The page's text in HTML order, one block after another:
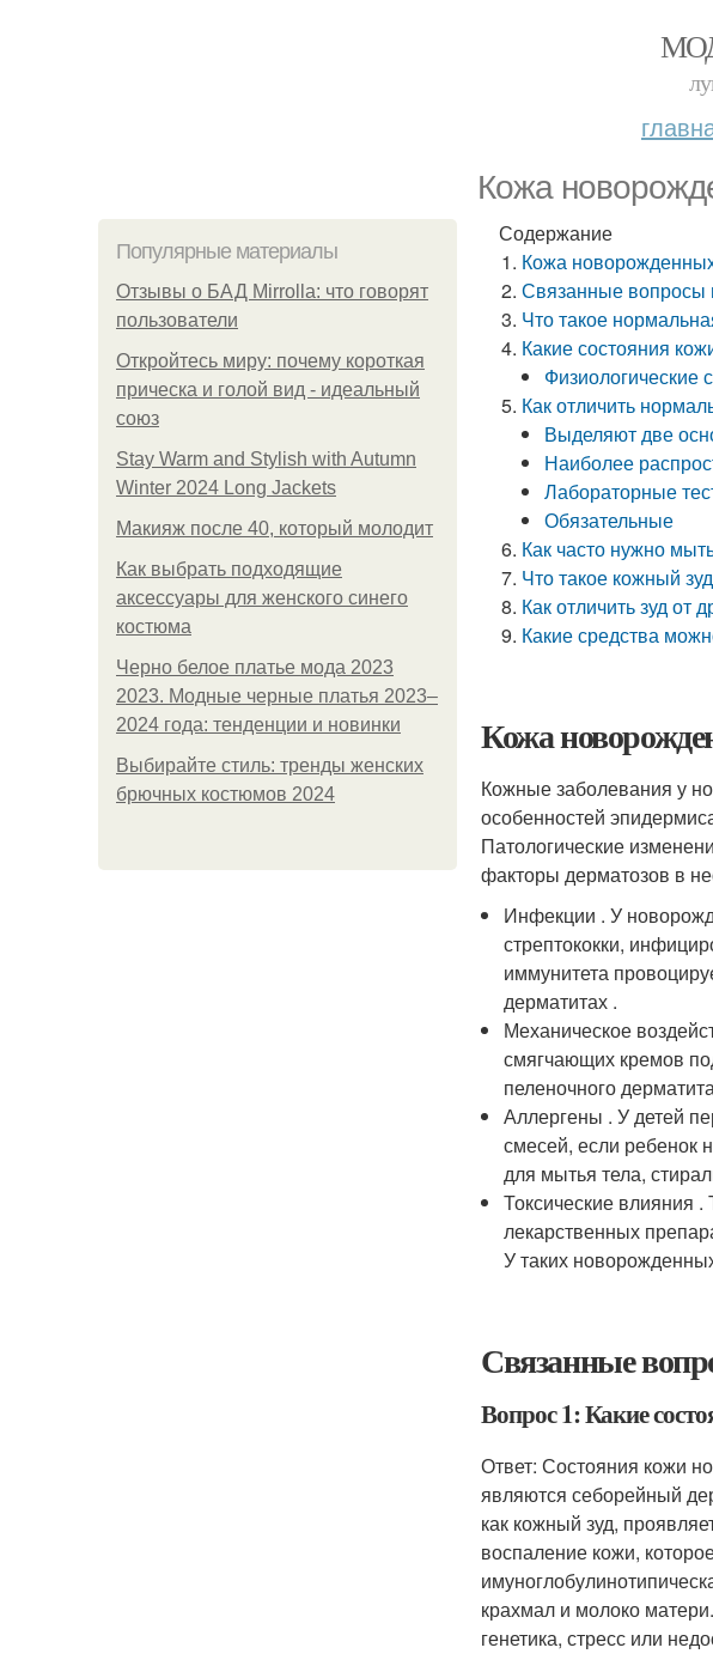
Кожа
Популярные материалы
Отзывы о БАД Mirrolla: что говорят
пользователи
Откройтесь миру: почему короткая
прическа и голой вид - идеальный
союз
Stay Warm and Stylish with Autumn
Winter 2024 Long Jackets
Макияж после 40, который молодит
Как выбрать подходящие
аксессуары для женского синего
костюма
Черно белое платье мода 2023
2023. Модные черные платья 2023–
2024 года: тенденции и новинки
Выбирайте стиль: тренды женских
брючных костюмов 2024
Содержание
Кожа
Связанные вопросы
Что такое
Какие состояния
Физиологические
Как отличить
Выделяют две
Наиболее
Лабораторные
Обязательные
Как часто нужно
Что такое кожный зуд
Как отличить зуд от
Какие средства
Кожа
Кожные заболевания у
особенностей
Патологические
факторы дерматозов в
Инфекции . У
стрептококки,
иммунитета
дерматитах .
Механическое
смягчающих кремов
пеленочного
Аллергены . У детей
смесей, если ребенок
для мытья тела,
Токсические влияния
лекарственных
У таких
Связанные
Вопрос 1: Какие
Ответ: Состояния кожи
являются себорейный
как кожный зуд,
воспаление кожи,
крахмал и молоко
генетика, стресс или